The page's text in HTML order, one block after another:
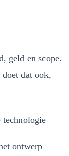
geld en scope.
dat ook,
technologie
ontwerp